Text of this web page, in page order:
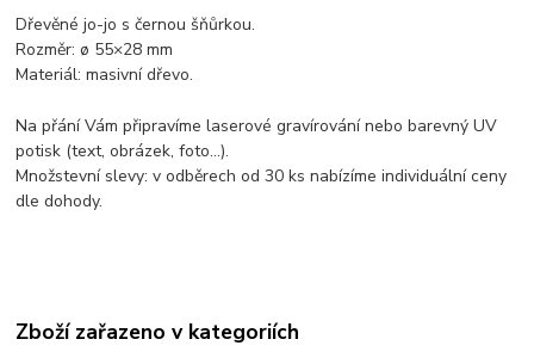
Dřevěné jo-jo s černou šňůrkou.
Rozměr: ø 55×28 mm
Materiál: masivní dřevo.
Na přání Vám připravíme laserové gravírování nebo barevný UV
potisk (text, obrázek, foto...).
Množstevní slevy: v odběrech od 30 ks nabízíme individuální ceny
dle dohody.
Zboží zařazeno v kategoriích